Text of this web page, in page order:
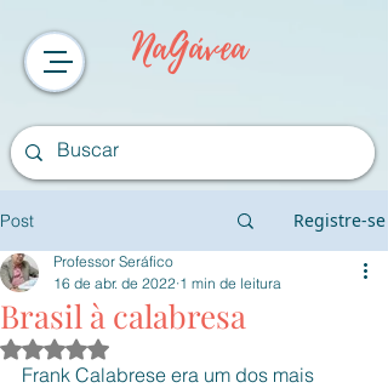
NaGávea
Post Registre-se
Brasil à calabresa
Professor Seráfico
16 de abr. de 2022 1 min de leitura
Avaliado com NaN de 5 estrelas.
Frank Calabrese era um dos mais